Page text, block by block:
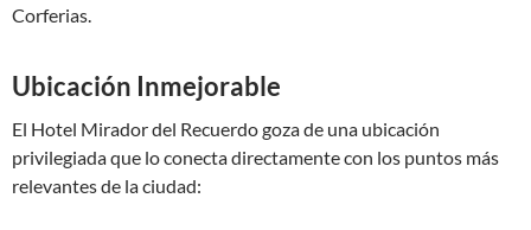
Corferias.
Ubicación Inmejorable
El Hotel Mirador del Recuerdo goza de una ubicación
privilegiada que lo conecta directamente con los puntos más
relevantes de la ciudad: